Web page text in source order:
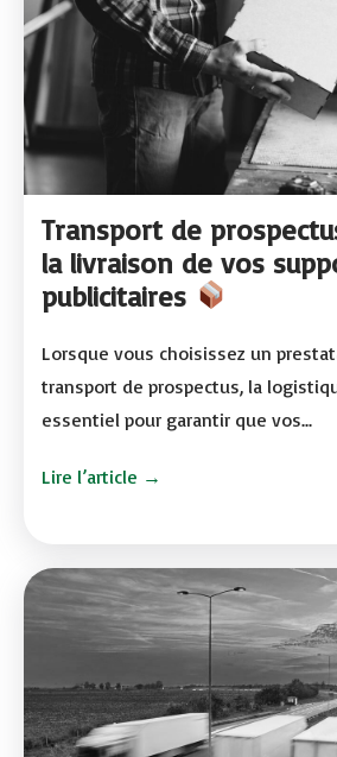
Transport de
la livraison de vos
publicitaires
Lorsque vous choisissez un
transport de prospectus, la
essentiel pour garantir que vos...
Lire l’article →